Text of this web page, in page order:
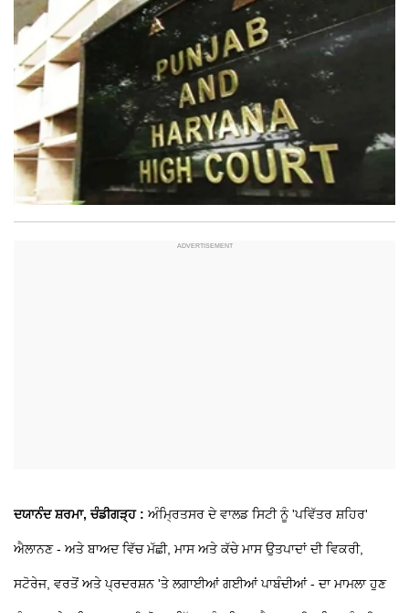
ਦਯਾਨੰਦ ਸ਼ਰਮਾ, ਚੰਡੀਗੜ੍ਹ : ਅੰਮ੍ਰਿਤਸਰ ਦੇ ਵਾਲਡ ਸਿਟੀ ਨੂੰ 'ਪਵਿੱਤਰ ਸ਼ਹਿਰ'
ਐਲਾਨਣ - ਅਤੇ ਬਾਅਦ ਵਿੱਚ ਮੱਛੀ, ਮਾਸ ਅਤੇ ਕੱਚੇ ਮਾਸ ਉਤਪਾਦਾਂ ਦੀ ਵਿਕਰੀ,
ਸਟੋਰੇਜ, ਵਰਤੋਂ ਅਤੇ ਪ੍ਰਦਰਸ਼ਨ 'ਤੇ ਲਗਾਈਆਂ ਗਈਆਂ ਪਾਬੰਦੀਆਂ - ਦਾ ਮਾਮਲਾ ਹੁਣ